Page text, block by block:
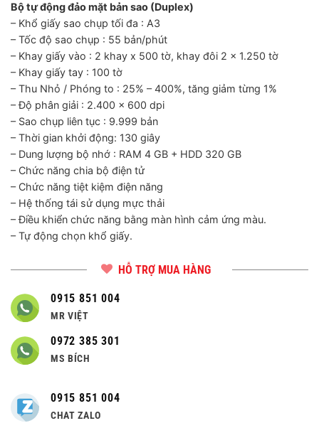
Bộ tự động đảo mặt bản sao (Duplex)
– Khổ giấy sao chụp tối đa : A3
– Tốc độ sao chụp : 55 bản/phút
– Khay giấy vào : 2 khay x 500 tờ, khay đôi 2 x 1.250 tờ
– Khay giấy tay : 100 tờ
– Thu Nhỏ / Phóng to : 25% – 400%, tăng giảm từng 1%
– Độ phân giải : 2.400 x 600 dpi
– Sao chụp liên tục : 9.999 bản
– Thời gian khởi động: 130 giây
– Dung lượng bộ nhớ : RAM 4 GB + HDD 320 GB
– Chức năng chia bộ điện tử
– Chức năng tiệt kiệm điện năng
– Hệ thống tái sử dụng mực thải
– Điều khiển chức năng bằng màn hình cảm ứng màu.
– Tự động chọn khổ giấy.
HỖ TRỢ MUA HÀNG
0915 851 004
MR VIỆT
0972 385 301
MS BÍCH
0915 851 004
CHAT ZALO